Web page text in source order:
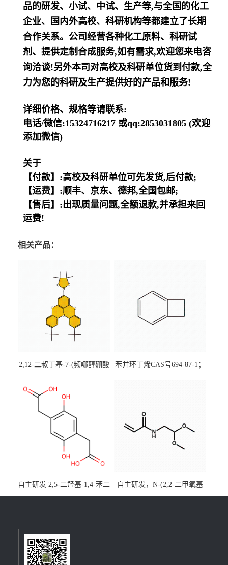
品的研发、小试、中试、生产等,与全国的化工
企业、国内外高校、科研机构等都建立了长期
合作关系。公司经营各种化工原料、科研试
剂、提供定制合成服务,如有需求,欢迎您来电咨
询洽谈!另外本司对高校及科研单位货到付款,全
力为您的科研及生产提供好的产品和服务!
详细价格、规格等请联系:
电话/微信:15324716217 或qq:2853031805 (欢迎
添加微信)
关于
【付款】:高校及科研单位可先发货,后付款;
【运费】:顺丰、京东、德邦,全国包邮;
【售后】:出现质量问题,全额退款,并承担来回
运费!
相关产品：
2,12-二叔丁基-7-(频哪醇硼酸
[3,2,1-de]蒽CAS号2648896-
装，实验室现货直发
苯并环丁烯CAS号694-87-1；
自主研发 2,5-二羟基-1,4-苯二
乙酸CAS号5488-16-4；公斤
百公斤级可供应
自主研发，N-(2,2-二甲氧基
乙基)丙烯酰胺CAS号49707-